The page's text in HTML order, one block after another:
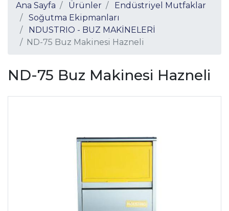
Ana Sayfa Ürünler
Endüstriyel Mutfaklar
Soğutma Ekipmanları
NDUSTRIO - BUZ MAKİNELERİ
ND-75 Buz Makinesi Hazneli
ND-75 Buz Makinesi Hazneli